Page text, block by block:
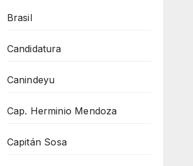
Brasil
Candidatura
Canindeyu
Cap. Herminio Mendoza
Capitán Sosa